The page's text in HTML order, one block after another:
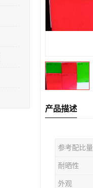
产品描述
参考配比量
耐晒性
外观